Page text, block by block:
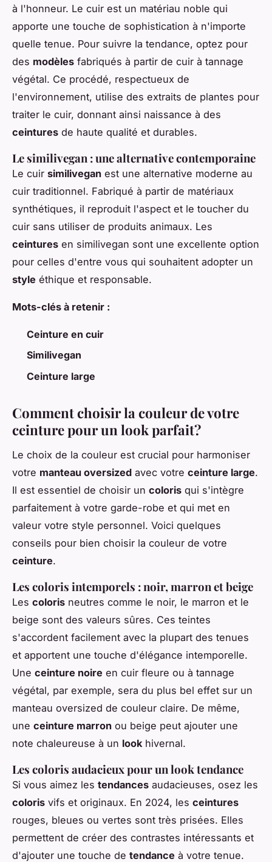
à l'honneur. Le cuir est un matériau noble qui
apporte une touche de sophistication à n'importe
quelle tenue. Pour suivre la tendance, optez pour
des modèles fabriqués à partir de cuir à tannage
végétal. Ce procédé, respectueux de
l'environnement, utilise des extraits de plantes pour
traiter le cuir, donnant ainsi naissance à des
ceintures de haute qualité et durables.
Le similivegan : une alternative contemporaine
Le cuir similivegan est une alternative moderne au
cuir traditionnel. Fabriqué à partir de matériaux
synthétiques, il reproduit l'aspect et le toucher du
cuir sans utiliser de produits animaux. Les
ceintures en similivegan sont une excellente option
pour celles d'entre vous qui souhaitent adopter un
style éthique et responsable.
Mots-clés à retenir :
Ceinture en cuir
Similivegan
Ceinture large
Comment choisir la couleur de votre
ceinture pour un look parfait?
Le choix de la couleur est crucial pour harmoniser
votre manteau oversized avec votre ceinture large.
Il est essentiel de choisir un coloris qui s'intègre
parfaitement à votre garde-robe et qui met en
valeur votre style personnel. Voici quelques
conseils pour bien choisir la couleur de votre
ceinture.
Les coloris intemporels : noir, marron et beige
Les coloris neutres comme le noir, le marron et le
beige sont des valeurs sûres. Ces teintes
s'accordent facilement avec la plupart des tenues
et apportent une touche d'élégance intemporelle.
Une ceinture noire en cuir fleure ou à tannage
végétal, par exemple, sera du plus bel effet sur un
manteau oversized de couleur claire. De même,
une ceinture marron ou beige peut ajouter une
note chaleureuse à un look hivernal.
Les coloris audacieux pour un look tendance
Si vous aimez les tendances audacieuses, osez les
coloris vifs et originaux. En 2024, les ceintures
rouges, bleues ou vertes sont très prisées. Elles
permettent de créer des contrastes intéressants et
d'ajouter une touche de tendance à votre tenue.